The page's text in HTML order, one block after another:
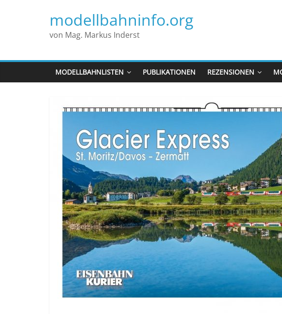
modellbahninfo.org
von Mag. Markus Inderst
MODELLBAHNLISTEN PUBLIKATIONEN REZENSIONEN